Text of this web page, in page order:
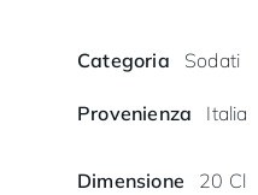
Categoria Sodati
Provenienza Italia
Dimensione 20 Cl